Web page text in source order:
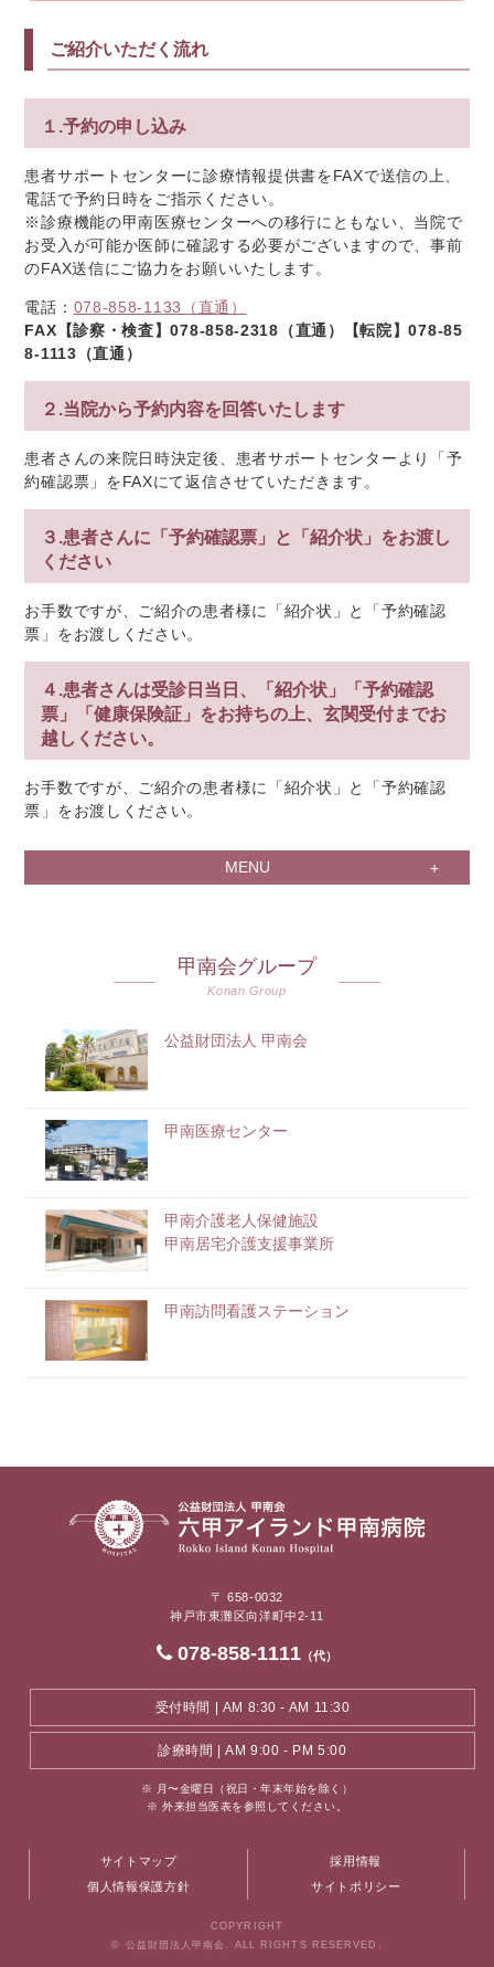
ご紹介いただく流れ
１.予約の申し込み
患者サポートセンターに診療情報提供書をFAXで送信の上、
電話で予約日時をご指示ください。
※診療機能の甲南医療センターへの移行にともない、当院で
お受入が可能か医師に確認する必要がございますので、事前
のFAX送信にご協力をお願いいたします。
電話： 078-858-1133（直通）
FAX【診察・検査】078-858-2318（直通）【転院】078-85
8-1113（直通）
２.当院から予約内容を回答いたします
患者さんの来院日時決定後、患者サポートセンターより「予
約確認票」をFAXにて返信させていただきます。
３.患者さんに「予約確認票」と「紹介状」をお渡し
ください
お手数ですが、ご紹介の患者様に「紹介状」と「予約確認
票」をお渡しください。
４.患者さんは受診日当日、「紹介状」「予約確認
票」「健康保険証」をお持ちの上、玄関受付までお
越しください。
お手数ですが、ご紹介の患者様に「紹介状」と「予約確認
票」をお渡しください。
MENU
甲南会グループ
Konan Group
公益財団法人 甲南会
甲南医療センター
甲南介護老人保健施設
甲南居宅介護支援事業所
甲南訪問看護ステーション
〒 658-0032
神戸市東灘区向洋町中2-11
078-858-1111 （代）
受付時間 | AM 8:30 - AM 11:30
診療時間 | AM 9:00 - PM 5:00
※ 月〜金曜日（祝日・年末年始を除く）
※ 外来担当医表を参照してください。
サイトマップ
採用情報
個人情報保護方針
サイトポリシー
COPYRIGHT
© 公益財団法人甲南会. ALL RIGHTS RESERVED.